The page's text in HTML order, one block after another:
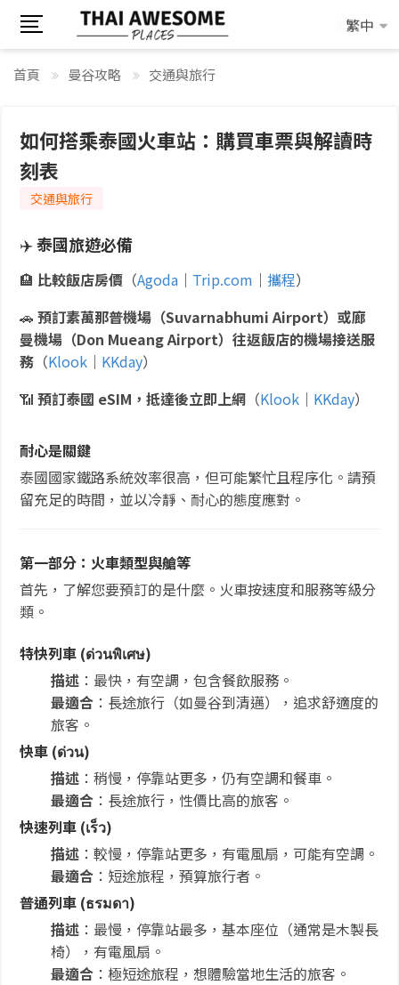
繁中
繁中
首頁 曼谷攻略 交通與旅行
如何搭乘泰國火車站：購買車票與解讀時
刻表
交通與旅行
✈️泰國旅遊必備
🏨 比較飯店房價 （Agoda ｜ Trip.com ｜ 攜程）
🚗 預訂素萬那普機場（Suvarnabhumi Airport）或廊
曼機場（Don Mueang Airport）往返飯店的機場接送服
務 （Klook ｜ KKday）
📶 預訂泰國 eSIM，抵達後立即上網 （Klook ｜ KKday）
耐心是關鍵
泰國國家鐵路系統效率很高，但可能繁忙且程序化。請預
留充足的時間，並以冷靜、耐心的態度應對。
第一部分：火車類型與艙等
首先，了解您要預訂的是什麼。火車按速度和服務等級分
類。
特快列車 (ด่วนพิเศษ)
描述 ：最快，有空調，包含餐飲服務。
最適合 ：長途旅行（如曼谷到清邁），追求舒適度的
旅客。
快車 (ด่วน)
描述 ：稍慢，停靠站更多，仍有空調和餐車。
最適合 ：長途旅行，性價比高的旅客。
快速列車 (เร็ว)
描述 ：較慢，停靠站更多，有電風扇，可能有空調。
最適合 ：短途旅程，預算旅行者。
普通列車 (ธรมดา)
描述 ：最慢，停靠站最多，基本座位（通常是木製長
椅），有電風扇。
最適合 ：極短途旅程，想體驗當地生活的旅客。